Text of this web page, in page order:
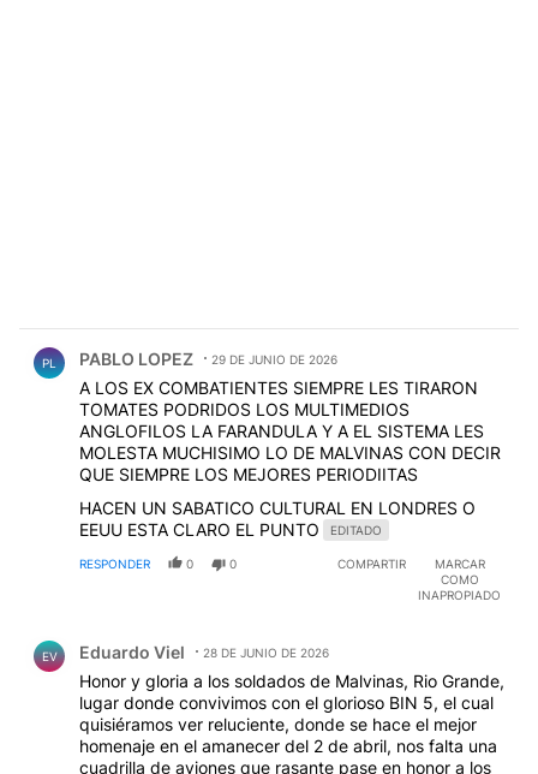
PL PABLO LOPEZ 29 DE JUNIO DE 2026
A LOS EX COMBATIENTES SIEMPRE LES TIRARON
TOMATES PODRIDOS LOS MULTIMEDIOS
ANGLOFILOS LA FARANDULA Y A EL SISTEMA LES
MOLESTA MUCHISIMO LO DE MALVINAS CON DECIR
QUE SIEMPRE LOS MEJORES PERIODIITAS
HACEN UN SABATICO CULTURAL EN LONDRES O
EEUU ESTA CLARO EL PUNTO
EDITADO
RESPONDER 0 0 COMPARTIR
MARCAR
COMO
INAPROPIADO
EV Eduardo Viel 28 DE JUNIO DE 2026
Honor y gloria a los soldados de Malvinas, Rio Grande,
lugar donde convivimos con el glorioso BIN 5, el cual
quisiéramos ver reluciente, donde se hace el mejor
homenaje en el amanecer del 2 de abril, nos falta una
cuadrilla de aviones que rasante pase en honor a los